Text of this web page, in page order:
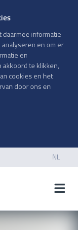
informatie
en om er
en
akkoord te klikken,
cookies en het
door ons en
NL
EN